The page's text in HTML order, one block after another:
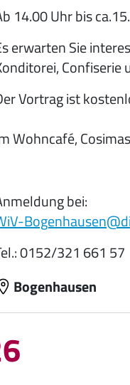
14.00 Uhr bis
erwarten Sie
Confiserie
Vortrag ist
Wohncafé,
bei:
0152/321 661 57
Bogenhausen